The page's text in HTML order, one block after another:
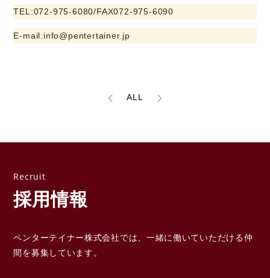
TEL:072-975-6080/FAX072-975-6090
E-mail:info@pentertainer.jp
ALL
採用情報
ペンターテイナー株式会社では、一緒に働いていただける仲
間を募集しています。